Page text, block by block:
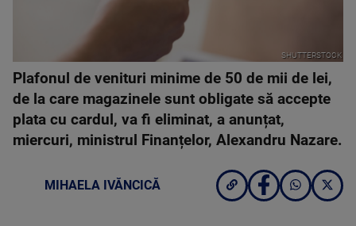
SHUTTERSTOCK
Plafonul de venituri minime de 50 de mii de lei,
de la care magazinele sunt obligate să accepte
plata cu cardul, va fi eliminat, a anunțat,
miercuri, ministrul Finanțelor, Alexandru Nazare.
MIHAELA IVĂNCICĂ